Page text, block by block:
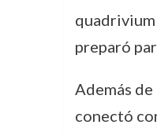
preparó
Además
conectó